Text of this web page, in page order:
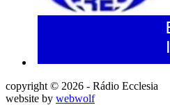
copyright © 2026 - Rádio Ecclesia
website by webwolf